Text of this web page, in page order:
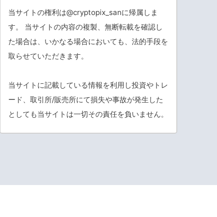
当サイトの権利は@cryptopix_sanに帰属しま
す。 当サイトの内容の複製、無断転載を確認し
た場合は、いかなる場合においても、法的手段を
取らせていただきます。
当サイトに記載している情報を利用し投資やトレ
ード、取引所/販売所にて損失や事故が発生した
としても当サイトは一切その責任を負いません。